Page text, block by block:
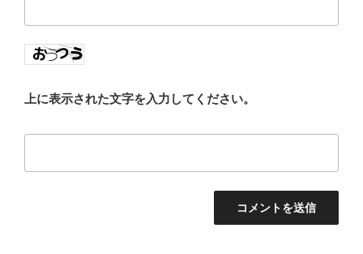
上に表示された文字を入力してください。